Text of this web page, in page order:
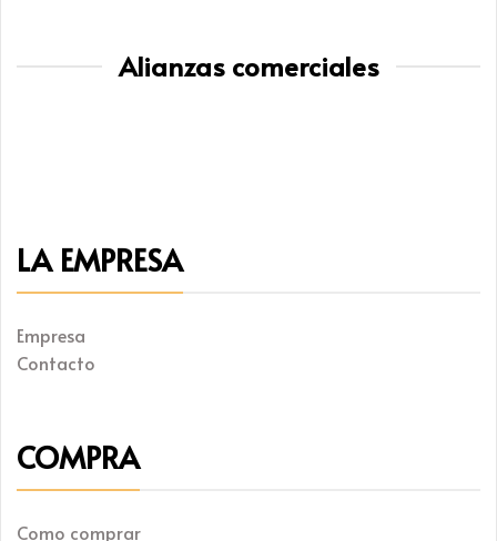
Alianzas comerciales
LA EMPRESA
Empresa
Contacto
COMPRA
Como comprar